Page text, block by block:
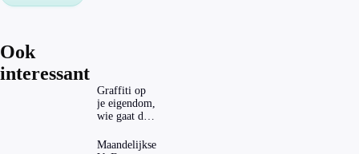
Ook
interessant
Graffiti op
je eigendom,
wie gaat dat
Maandelijkse